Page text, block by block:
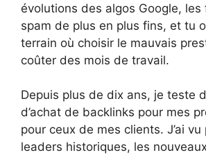
évolutions des algos Google,
spam de plus en plus fins, et tu
terrain où choisir le mauvais
coûter des mois de travail.
Depuis plus de dix ans, je teste
d’achat de backlinks pour mes
pour ceux de mes clients. J’ai vu
leaders historiques, les